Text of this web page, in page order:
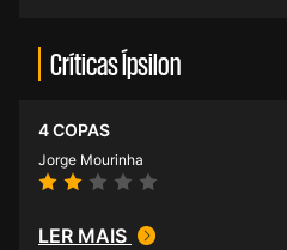
Críticas Ípsilon
4 COPAS
Jorge Mourinha
LER MAIS